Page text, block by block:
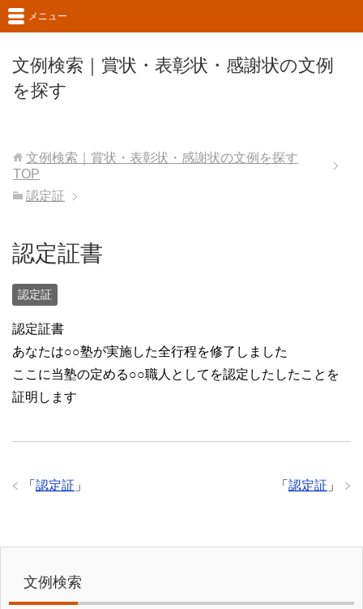
文例検索｜賞状・表彰状・感謝状の文例
を探す
メニュー
文例検索｜賞状・表彰状・感謝状の文例を探す
TOP
認定証
認定証書
認定証
認定証書
あなたは○○塾が実施した全行程を修了しました
ここに当塾の定める○○職人としてを認定したしたことを
証明します
「 認定証 」
「 認定証 」
文例検索